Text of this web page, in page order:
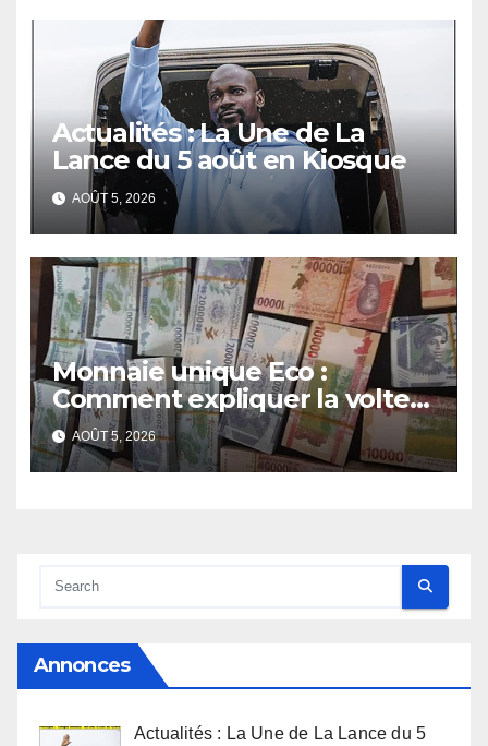
Actualités : La Une de La
Lance du 5 août en Kiosque
AOÛT 5, 2026
Monnaie unique Eco :
Comment expliquer la volte-
face de la Guinée
AOÛT 5, 2026
Annonces
Actualités : La Une de La Lance du 5